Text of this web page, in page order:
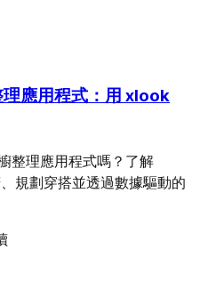
應用程式：用 xlook
整理應用程式嗎？了解
規劃穿搭並透過數據驅動的